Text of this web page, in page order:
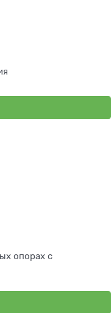
опорах с